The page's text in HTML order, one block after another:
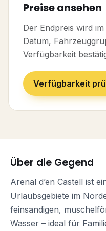
Preise ansehen
Der Endpreis wird
Datum,
Verfügbarkeit
Verfügbarkeit
Über die Gegend
Arenal d’en Castell ist
Urlaubsgebiete im
feinsandigen,
Wasser – ideal für